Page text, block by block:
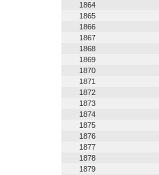
1864
1865
1866
1867
1868
1869
1870
1871
1872
1873
1874
1875
1876
1877
1878
1879